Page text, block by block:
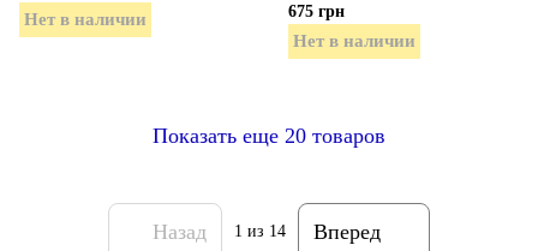
Нет в наличии
675 грн
Нет в наличии
Показать еще 20 товаров
Назад 1 из 14 Вперед